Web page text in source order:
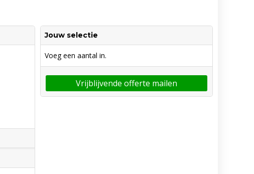
Jouw selectie
Voeg een aantal in.
Vrijblijvende offerte mailen